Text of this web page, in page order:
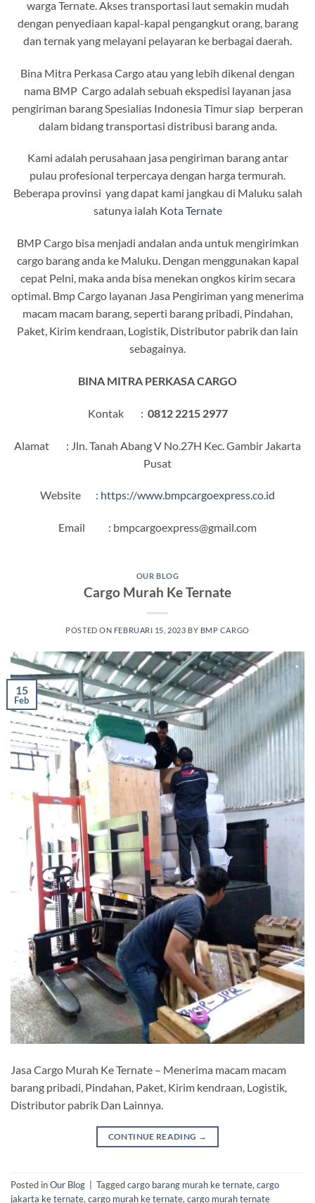
warga Ternate. Akses transportasi laut semakin mudah
dengan penyediaan kapal-kapal pengangkut orang, barang
dan ternak yang melayani pelayaran ke berbagai daerah.
Bina Mitra Perkasa Cargo atau yang lebih dikenal dengan
nama BMP Cargo adalah sebuah ekspedisi layanan jasa
pengiriman barang Spesialias Indonesia Timur siap berperan
dalam bidang transportasi distribusi barang anda.
Kami adalah perusahaan jasa pengiriman barang antar
pulau profesional terpercaya dengan harga termurah.
Beberapa provinsi yang dapat kami jangkau di Maluku salah
satunya ialah Kota Ternate
BMP Cargo bisa menjadi andalan anda untuk mengirimkan
cargo barang anda ke Maluku. Dengan menggunakan kapal
cepat Pelni, maka anda bisa menekan ongkos kirim secara
optimal. Bmp Cargo layanan Jasa Pengiriman yang menerima
macam macam barang, seperti barang pribadi, Pindahan,
Paket, Kirim kendraan, Logistik, Distributor pabrik dan lain
sebagainya.
BINA MITRA PERKASA CARGO
Kontak : 0812 2215 2977
Alamat : Jln. Tanah Abang V No.27H Kec. Gambir Jakarta
Pusat
Website : https://www.bmpcargoexpress.co.id
Email : bmpcargoexpress@gmail.com
OUR BLOG
Cargo Murah Ke Ternate
POSTED ON FEBRUARI 15, 2023 BY BMP CARGO
15
Feb
Jasa Cargo Murah Ke Ternate – Menerima macam macam
barang pribadi, Pindahan, Paket, Kirim kendraan, Logistik,
Distributor pabrik Dan Lainnya.
CONTINUE READING →
Posted inOur Blog Taggedcargo barang murah ke ternate,cargo
jakarta ke ternate,cargo murah ke ternate,cargo murah ternate